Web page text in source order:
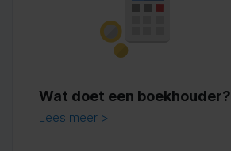
Wat doet een boekhouder?
Lees meer >